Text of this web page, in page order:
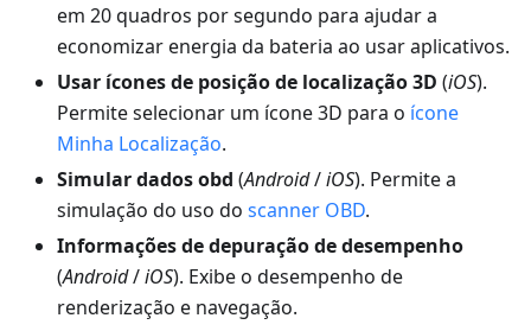
em 20 quadros por segundo para ajudar a
economizar energia da bateria ao usar aplicativos.
Usar ícones de posição de localização 3D (iOS).
Permite selecionar um ícone 3D para o ícone
Minha Localização.
Simular dados obd (Android/iOS). Permite a
simulação do uso do scanner OBD.
Informações de depuração de desempenho
(Android/iOS). Exibe o desempenho de
renderização e navegação.